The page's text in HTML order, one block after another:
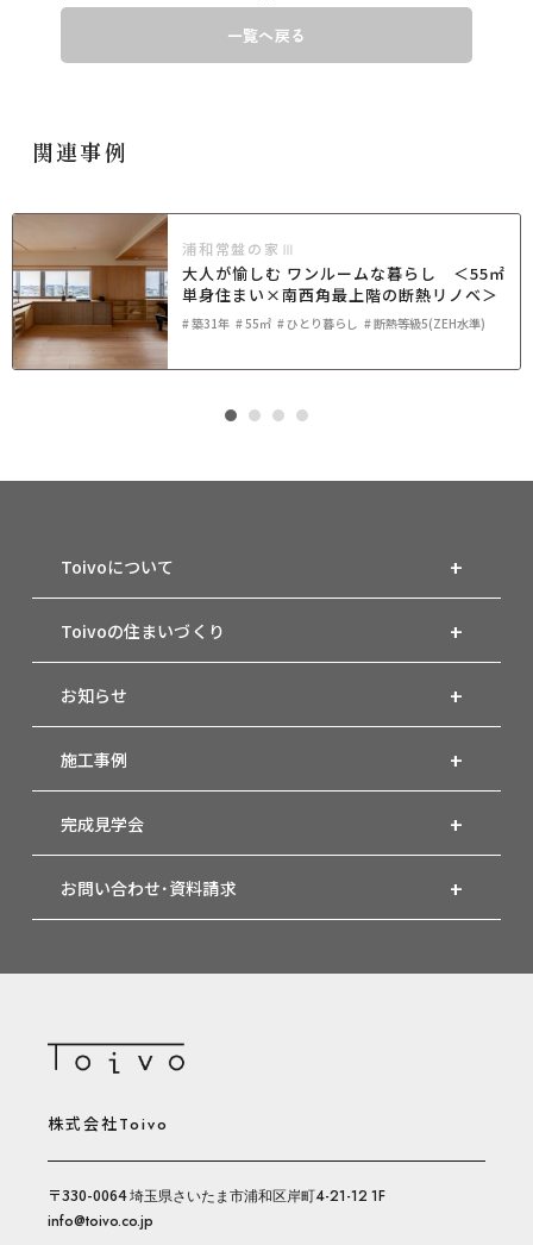
一覧へ戻る
関連事例
浦和常盤の家Ⅲ
大人が愉しむ ワンルームな暮らし ＜55㎡
単身住まい×南西角最上階の断熱リノベ＞
築31年 55㎡ ひとり暮らし 断熱等級5(ZEH水準)
Toivoについて
Toivoの住まいづくり
お知らせ
施工事例
完成見学会
お問い合わせ･資料請求
株式会社Toivo
〒330-0064埼玉県さいたま市浦和区岸町4-21-12 1F
info@toivo.co.jp